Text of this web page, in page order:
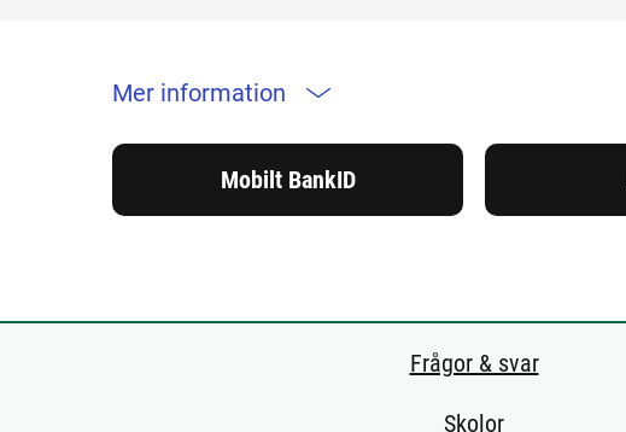
Mer information
Mobilt BankID
Frågor & svar
Skolor